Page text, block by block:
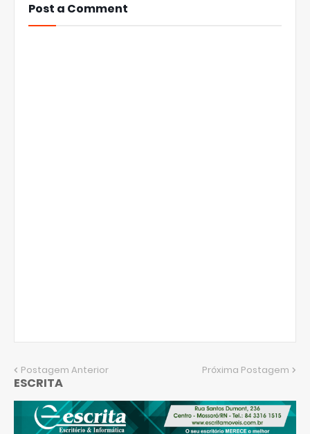
Post a Comment
Postagem Anterior Próxima Postagem
ESCRITA